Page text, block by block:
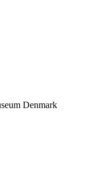
Denmark